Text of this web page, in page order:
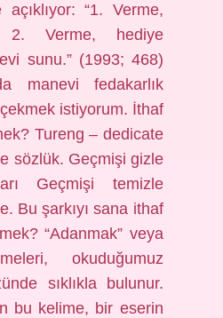
“1. Verme,
2. Verme, hediye
sunu.” (1993; 468)
manevi fedakarlık
istiyorum. İthaf
Tureng – dedicate
sözlük. Geçmişi gizle
Geçmişi temizle
Bu şarkıyı sana ithaf
“Adanmak” veya
okuduğumuz
sıklıkla bulunur.
bu kelime, bir eserin